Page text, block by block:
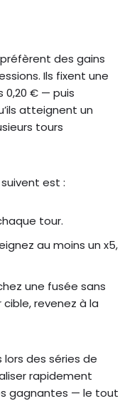
des gains
Ils fixent une
0,20 € — puis
atteignent un
tours
est :
tour.
au moins un x5,
une fusée sans
revenez à la
des séries de
rapidement
gagnantes — le tout